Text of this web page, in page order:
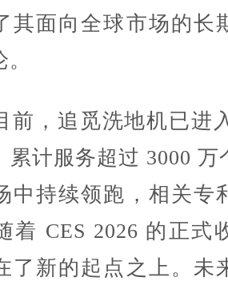
其面向全球市场的长
，追觅洗地机已进
累计服务超过 3000 万
中持续领跑，相关专
着 CES 2026 的正式
了新的起点之上。未